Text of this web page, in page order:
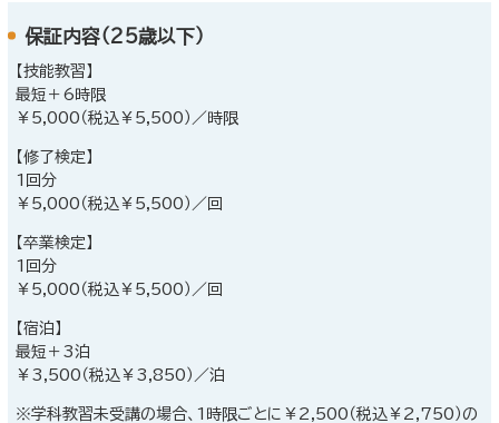
保証内容（25歳以下）
【技能教習】
最短＋6時限
￥5,000（税込￥5,500）／時限
【修了検定】
1回分
￥5,000（税込￥5,500）／回
【卒業検定】
1回分
￥5,000（税込￥5,500）／回
【宿泊】
最短＋3泊
￥3,500（税込￥3,850）／泊
※学科教習未受講の場合、1時限ごとに￥2,500（税込￥2,750）の